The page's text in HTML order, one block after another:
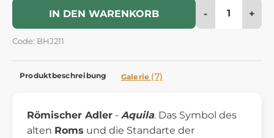
IN DEN WARENKORB - +
Code: BHJ211
Produktbeschreibung Galerie (7)
Römischer Adler - Aquila. Das Symbol des
alten Roms und die Standarte der